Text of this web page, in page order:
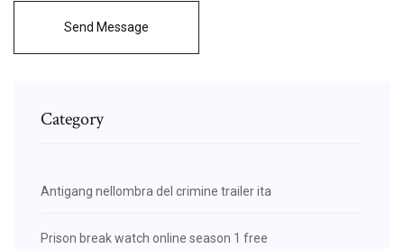
Send Message
Category
Antigang nellombra del crimine trailer ita
Prison break watch online season 1 free